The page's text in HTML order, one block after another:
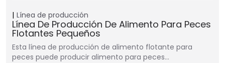
Línea de producción
Línea De Producción De Alimento Para Peces
Flotantes Pequeños
Esta línea de producción de alimento flotante para
peces puede producir alimento para peces…